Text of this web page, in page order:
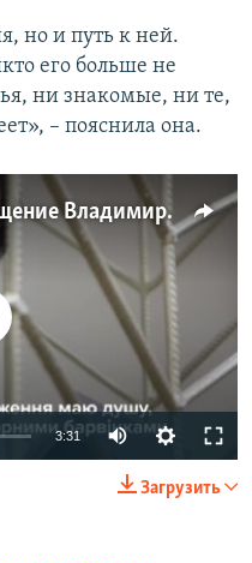
но и путь к ней.
его больше не
ни знакомые, ни те,
– пояснила она.
«Крым – Украина!». Обращение Владимира Балуха к украинцам (видео)
available
3:31
Загрузить